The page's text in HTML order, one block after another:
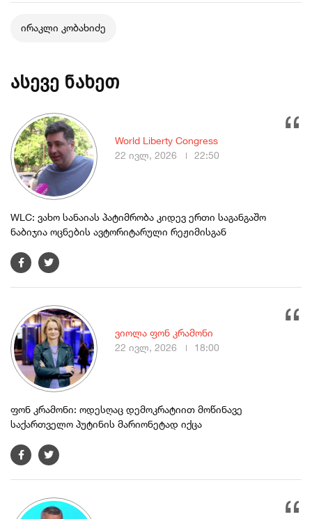
ირაკლი კობახიძე
ასევე ნახეთ
WLC: ვახო სანაიას პატიმრობა კიდევ ერთი საგანგაშო
ნაბიჯია ოცნების ავტორიტარული რეჟიმისგან
World Liberty Congress
22 ივლ, 2026
22:50
ფონ კრამონი: ოდესღაც დემოკრატიით მოწინავე
საქართველო პუტინის მარიონეტად იქცა
ვიოლა ფონ კრამონი
22 ივლ, 2026
18:00